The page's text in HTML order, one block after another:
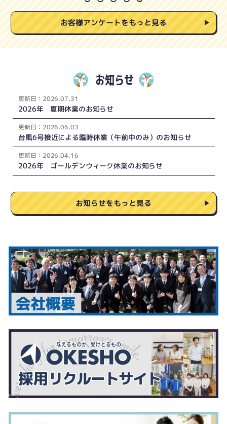
お客様アンケートをもっと見る
お知らせ
更新日： 2026.07.31
2026年 夏期休業のお知らせ
更新日： 2026.06.03
台風6号接近による臨時休業（午前中のみ）のお知らせ
更新日： 2026.04.16
2026年 ゴールデンウィーク休業のお知らせ
お知らせをもっと見る